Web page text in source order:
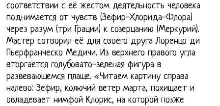
соответствии с её жестом деятельность человека
поднимается от чувств (Зефир-Хлорида-Флора)
через разум (три Грации) к созерцанию (Меркурий).
Мастер сотворил её для своего друга Лоренцо ди
Пьерфранческо Медичи. Из верхнего правого угла
вторгается голубовато-зеленая фигура в
развевающемся плаще. «Читаем картину справа
налево: Зефир, колючий ветер марта, похищает и
овладевает нимфой Клорис, на которой позже